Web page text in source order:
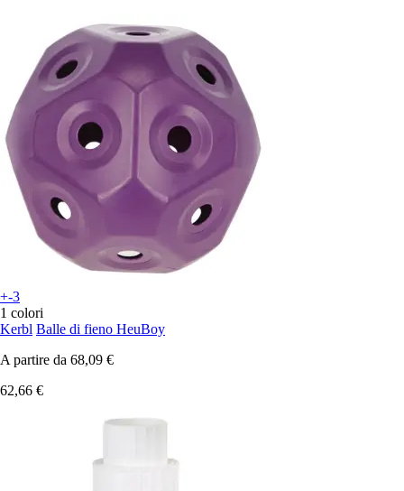
+-3
1 colori
Kerbl Balle di fieno HeuBoy
A partire da 68,09 €
62,66 €